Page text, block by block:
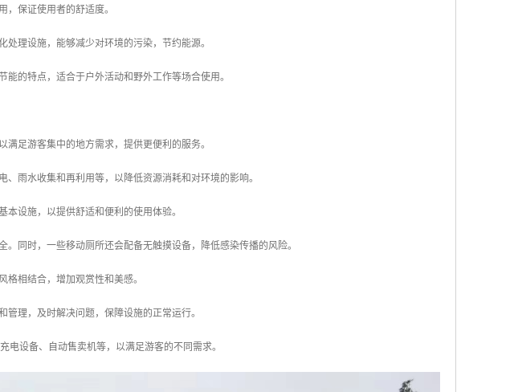
，保证使用者的舒适度。
理设施，能够减少对环境的污染，节约能源。
的特点，适合于户外活动和野外工作等场合使用。
足游客集中的地方需求，提供更便利的服务。
雨水收集和再利用等，以降低资源消耗和对环境的影响。
设施，以提供舒适和便利的使用体验。
同时，一些移动厕所还会配备无触摸设备，降低感染传播的风险。
相结合，增加观赏性和美感。
理，及时解决问题，保障设施的正常运行。
设备、自动售卖机等，以满足游客的不同需求。